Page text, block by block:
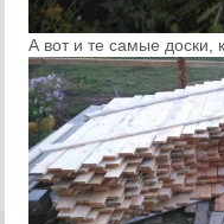
А вот и те самые доски,